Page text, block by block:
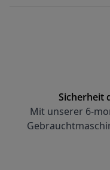
Sicherheit
Mit unserer 6-